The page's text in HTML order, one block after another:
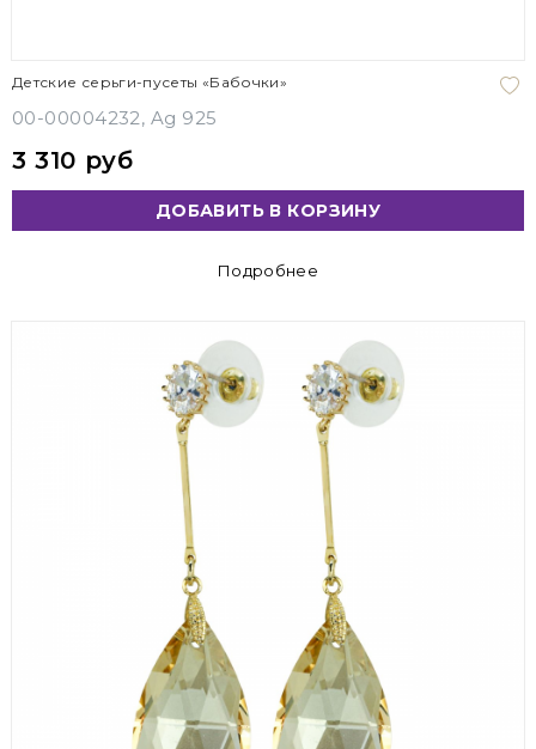
Детские серьги-пусеты «Бабочки»
00-00004232, Ag 925
3 310 руб
ДОБАВИТЬ В КОРЗИНУ
Подробнее